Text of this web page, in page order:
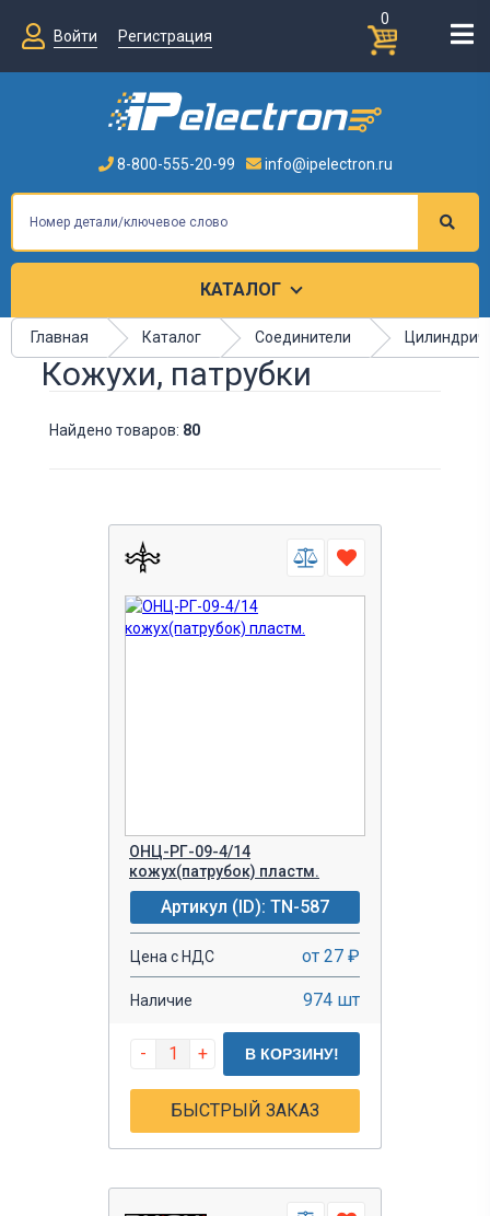
0
Войти
Регистрация
8-800-555-20-99 info@ipelectron.ru
КАТАЛОГ
Главная Каталог Соединители
Кожухи, патрубки
Найдено товаров: 80
ОНЦ-РГ-09-4/14
кожух(патрубок) пластм.
Артикул (ID): TN-587
Цена с НДС от 27 ₽
Наличие 974 шт
- + В КОРЗИНУ!
БЫСТРЫЙ ЗАКАЗ